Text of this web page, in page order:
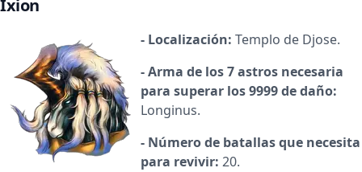
Ixion
- Localización: Templo de Djose.
- Arma de los 7 astros necesaria
para superar los 9999 de daño:
Longinus.
- Número de batallas que necesita
para revivir: 20.